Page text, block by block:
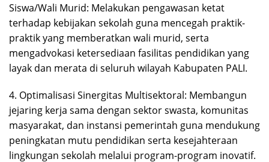
Siswa/Wali Murid: Melakukan pengawasan ketat
terhadap kebijakan sekolah guna mencegah praktik-
praktik yang memberatkan wali murid, serta
mengadvokasi ketersediaan fasilitas pendidikan yang
layak dan merata di seluruh wilayah Kabupaten PALI.
4. Optimalisasi Sinergitas Multisektoral: Membangun
jejaring kerja sama dengan sektor swasta, komunitas
masyarakat, dan instansi pemerintah guna mendukung
peningkatan mutu pendidikan serta kesejahteraan
lingkungan sekolah melalui program-program inovatif.